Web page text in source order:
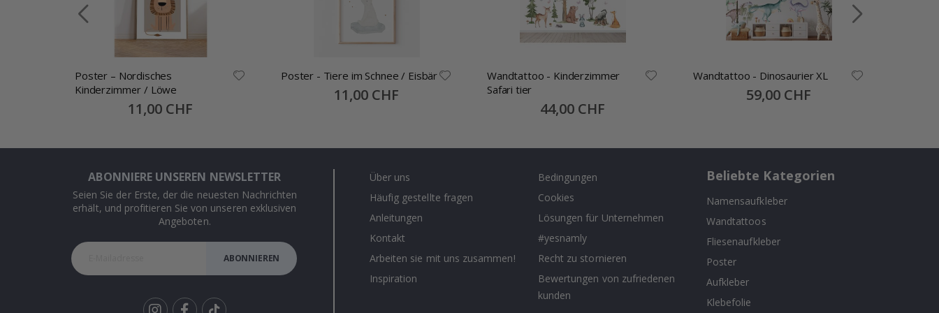
Poster – Nordisches
Kinderzimmer / Löwe
Special
Price
11,00 CHF
Poster - Tiere im Schnee / Eisbär
Special
Price
11,00 CHF
Wandtattoo - Kinderzimmer
Safari tier
Special
Price
44,00 CHF
Wandtattoo - Dinosaurier XL
Special
Price
59,00 CHF
ABONNIERE UNSEREN NEWSLETTER
Seien Sie der Erste, der die neuesten Nachrichten
erhält, und profitieren Sie von unseren exklusiven
Angeboten.
ABONNIEREN
Über uns
Häufig gestellte fragen
Anleitungen
Kontakt
Arbeiten sie mit uns zusammen!
Inspiration
Bedingungen
Cookies
Lösungen für Unternehmen
#yesnamly
Recht zu stornieren
Bewertungen von zufriedenen
kunden
Beliebte Kategorien
Namensaufkleber
Wandtattoos
Fliesenaufkleber
Poster
Aufkleber
Klebefolie